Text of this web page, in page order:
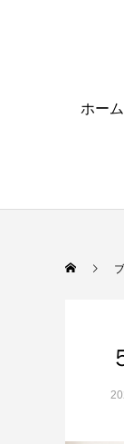
ホーム